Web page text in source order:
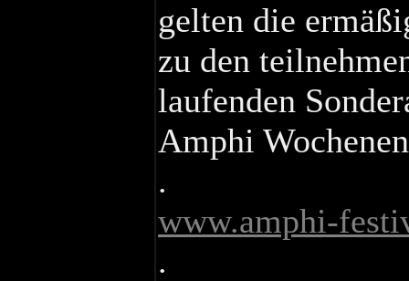
gelten die
zu den
laufenden
Amphi
.
www.amphi-
.